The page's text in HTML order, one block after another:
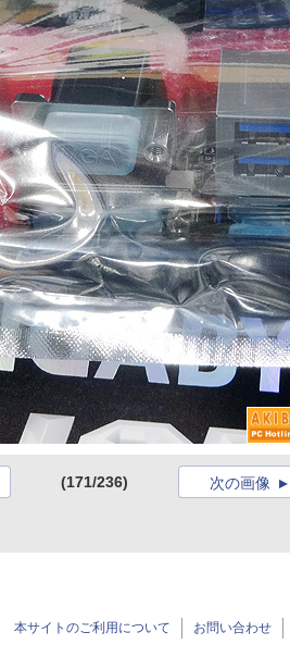
(171/236) 次の画像
本サイトのご利用について お問い合わせ